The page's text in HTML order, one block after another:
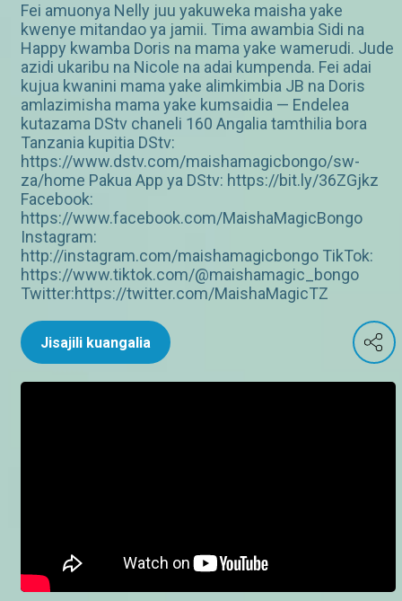
Fei amuonya Nelly juu yakuweka maisha yake
kwenye mitandao ya jamii. Tima awambia Sidi na
Happy kwamba Doris na mama yake wamerudi. Jude
azidi ukaribu na Nicole na adai kumpenda. Fei adai
kujua kwanini mama yake alimkimbia JB na Doris
amlazimisha mama yake kumsaidia — Endelea
kutazama DStv chaneli 160 Angalia tamthilia bora
Tanzania kupitia DStv:
https://www.dstv.com/maishamagicbongo/sw-
za/home Pakua App ya DStv: https://bit.ly/36ZGjkz
Facebook:
https://www.facebook.com/MaishaMagicBongo
Instagram:
http://instagram.com/maishamagicbongo TikTok:
https://www.tiktok.com/@maishamagic_bongo
Twitter:https://twitter.com/MaishaMagicTZ
Jisajili kuangalia